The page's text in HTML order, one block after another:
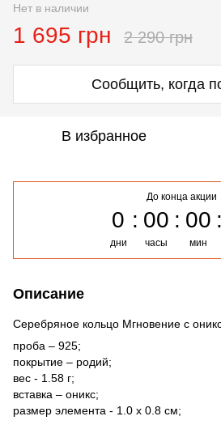
Нет в наличии
1 695 грн 2 290 грн
Сообщить, когда
В избранное
До конца акции
0
дни
00
часы
00
мин
Описание
Серебряное кольцо Мгновение с
проба – 925;
покрытие – родий;
вес - 1.58 г;
вставка – оникс;
размер элемента - 1.0 х 0.8 см;